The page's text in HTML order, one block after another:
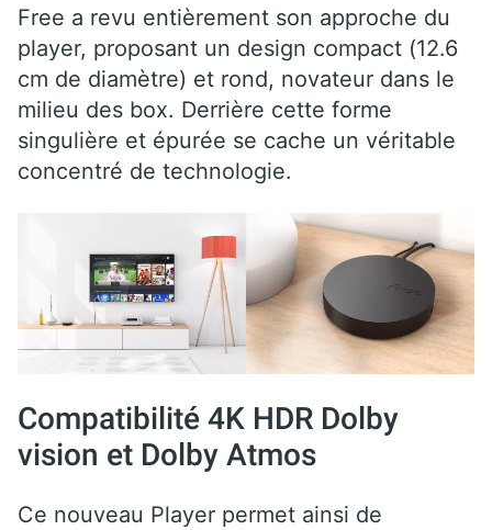
Free a revu entièrement son approche du
player, proposant un design compact (12.6
cm de diamètre) et rond, novateur dans le
milieu des box. Derrière cette forme
singulière et épurée se cache un véritable
concentré de technologie.
Compatibilité 4K HDR Dolby
vision et Dolby Atmos
Ce nouveau Player permet ainsi de